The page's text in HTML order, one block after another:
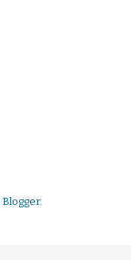
Blogger.